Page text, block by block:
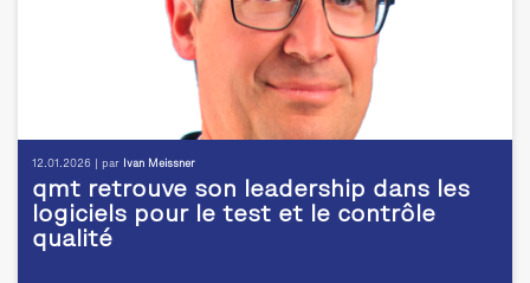
12.01.2026 | par Ivan Meissner
qmt retrouve son leadership dans les
logiciels pour le test et le contrôle
qualité